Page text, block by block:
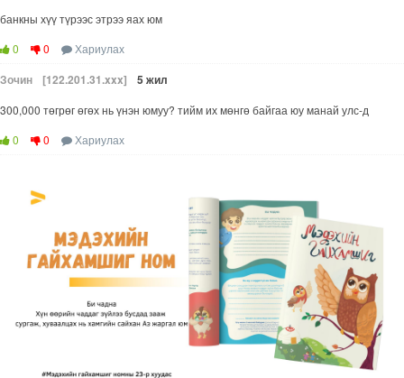
банкны хүү түрээс этрээ яах юм
0
0 Хариулах
Зочин [122.201.31.xxx] 5 жил
300,000 төгрөг өгөх нь үнэн юмуу? тийм их мөнгө байгаа юу манай улс-д
0
0 Хариулах